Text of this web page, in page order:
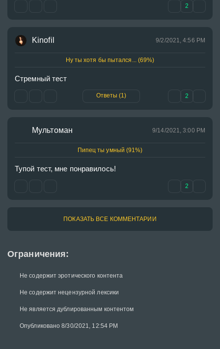
Ограничения:
Не содержит эротического контента
Не содержит нецензурной лексики
Не является дублированным контентом
Опубликовано 8/30/2021, 12:54 PM
2
Kinofil 9/2/2021, 4:56 PM
Ну ты хотя бы пытался... (69%)
Стремный тест
Ответы (1) 2
Мультоман 9/14/2021, 3:00 PM
Пипец ты умный (91%)
Тупой тест, мне понравилось!
2
ПОКАЗАТЬ ВСЕ КОММЕНТАРИИ